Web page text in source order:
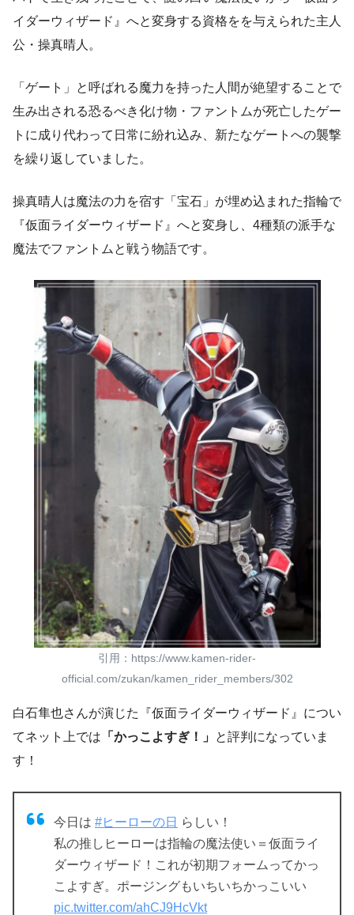
イダーウィザード』へと変身する資格をを与えられた主人
公・操真晴人。
「ゲート」と呼ばれる魔力を持った人間が絶望することで
生み出される恐るべき化け物・ファントムが死亡したゲー
トに成り代わって日常に紛れ込み、新たなゲートへの襲撃
を繰り返していました。
操真晴人は魔法の力を宿す「宝石」が埋め込まれた指輪で
『仮面ライダーウィザード』へと変身し、4種類の派手な
魔法でファントムと戦う物語です。
引用：https://www.kamen-rider-
official.com/zukan/kamen_rider_members/302
白石隼也さんが演じた『仮面ライダーウィザード』につい
てネット上では 「かっこよすぎ！」 と評判になっていま
す！
今日は #ヒーローの日 らしい！
私の推しヒーローは指輪の魔法使い＝仮面ライ
ダーウィザード！これが初期フォームってかっ
こよすぎ。ポージングもいちいちかっこいい
pic.twitter.com/ahCJ9HcVkt